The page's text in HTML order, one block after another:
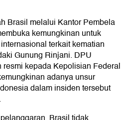
Brasil melalui Kantor Pembela
kemungkinan untuk
terkait kematian
Gunung Rinjani. DPU
kepada Kepolisian Federal
adanya unsur
dalam insiden tersebut